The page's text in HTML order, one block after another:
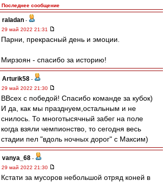
Последнее сообщение
raladan -
29 май 2022 21:31
Парни, прекрасный день и эмоции.
Мирзоян - спасибо за историю!
Arturik58 -
29 май 2022 21:30
ВВсех с победой! Спасибо команде за кубок)
И да, как мы празднуем,остальным и не
снилось. То многотысячный забег на поле
когда взяли чемпионство, то сегодня весь
стадии пел "вдоль ночных дорог" с Максим)
vanya_68 -
29 май 2022 21:30
Кстати за мусоров небольшой отряд коней в